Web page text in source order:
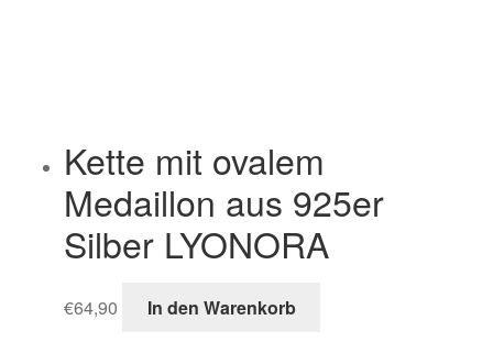
Kette mit ovalem
Medaillon aus 925er
Silber LYONORA
€64,90 In den Warenkorb